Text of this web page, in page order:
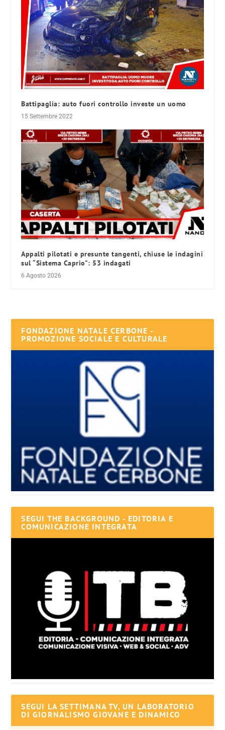
Battipaglia: auto fuori controllo investe un uomo
15 Settembre 2022
Appalti pilotati e presunte tangenti, chiuse le indagini
sul “Sistema Caprio”: 53 indagati
6 Agosto 2026
FONDAZIONE NATALE CERBONE -
PROMOZIONE SOCIALE E CULTURALE
SEGUI THE BACKGROUND - EDITORIA E
COMUNICAZIONE INTEGRATA
SEGUI LA SETTIMANA TV, UN LABORATORIO
DI GIORNALISMO GIOVANE E DINAMICO